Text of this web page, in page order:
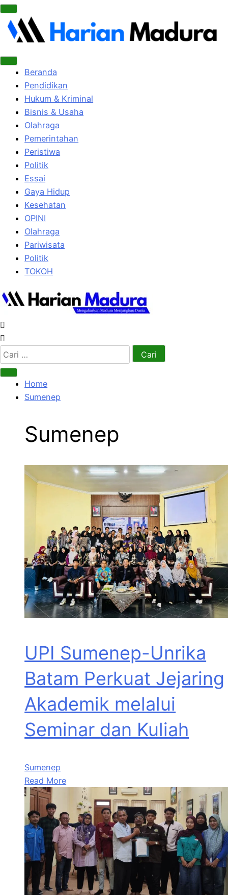
Beranda
Pendidikan
Hukum & Kriminal
Bisnis & Usaha
Olahraga
Pemerintahan
Peristiwa
Politik
Essai
Gaya Hidup
Kesehatan
OPINI
Olahraga
Pariwisata
Politik
TOKOH
Cari
untuk:
Home
Sumenep
Sumenep
UPI Sumenep-Unrika
Batam Perkuat Jejaring
Akademik melalui
Seminar dan Kuliah
Sumenep
Read More